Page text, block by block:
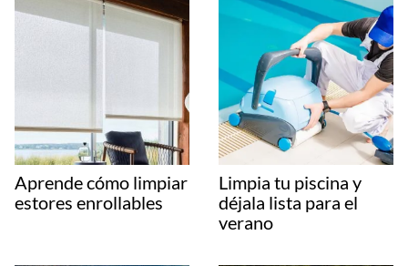
Aprende cómo limpiar
estores enrollables
Limpia tu piscina y
déjala lista para el
verano